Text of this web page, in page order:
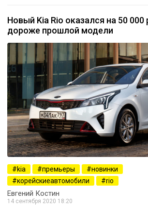
Новый Kia Rio оказался на 50 000
дороже прошлой модели
kia премьеры
новинки
корейскиеавтомобили
rio
Евгений Костин
14 сентября 2020 18:20